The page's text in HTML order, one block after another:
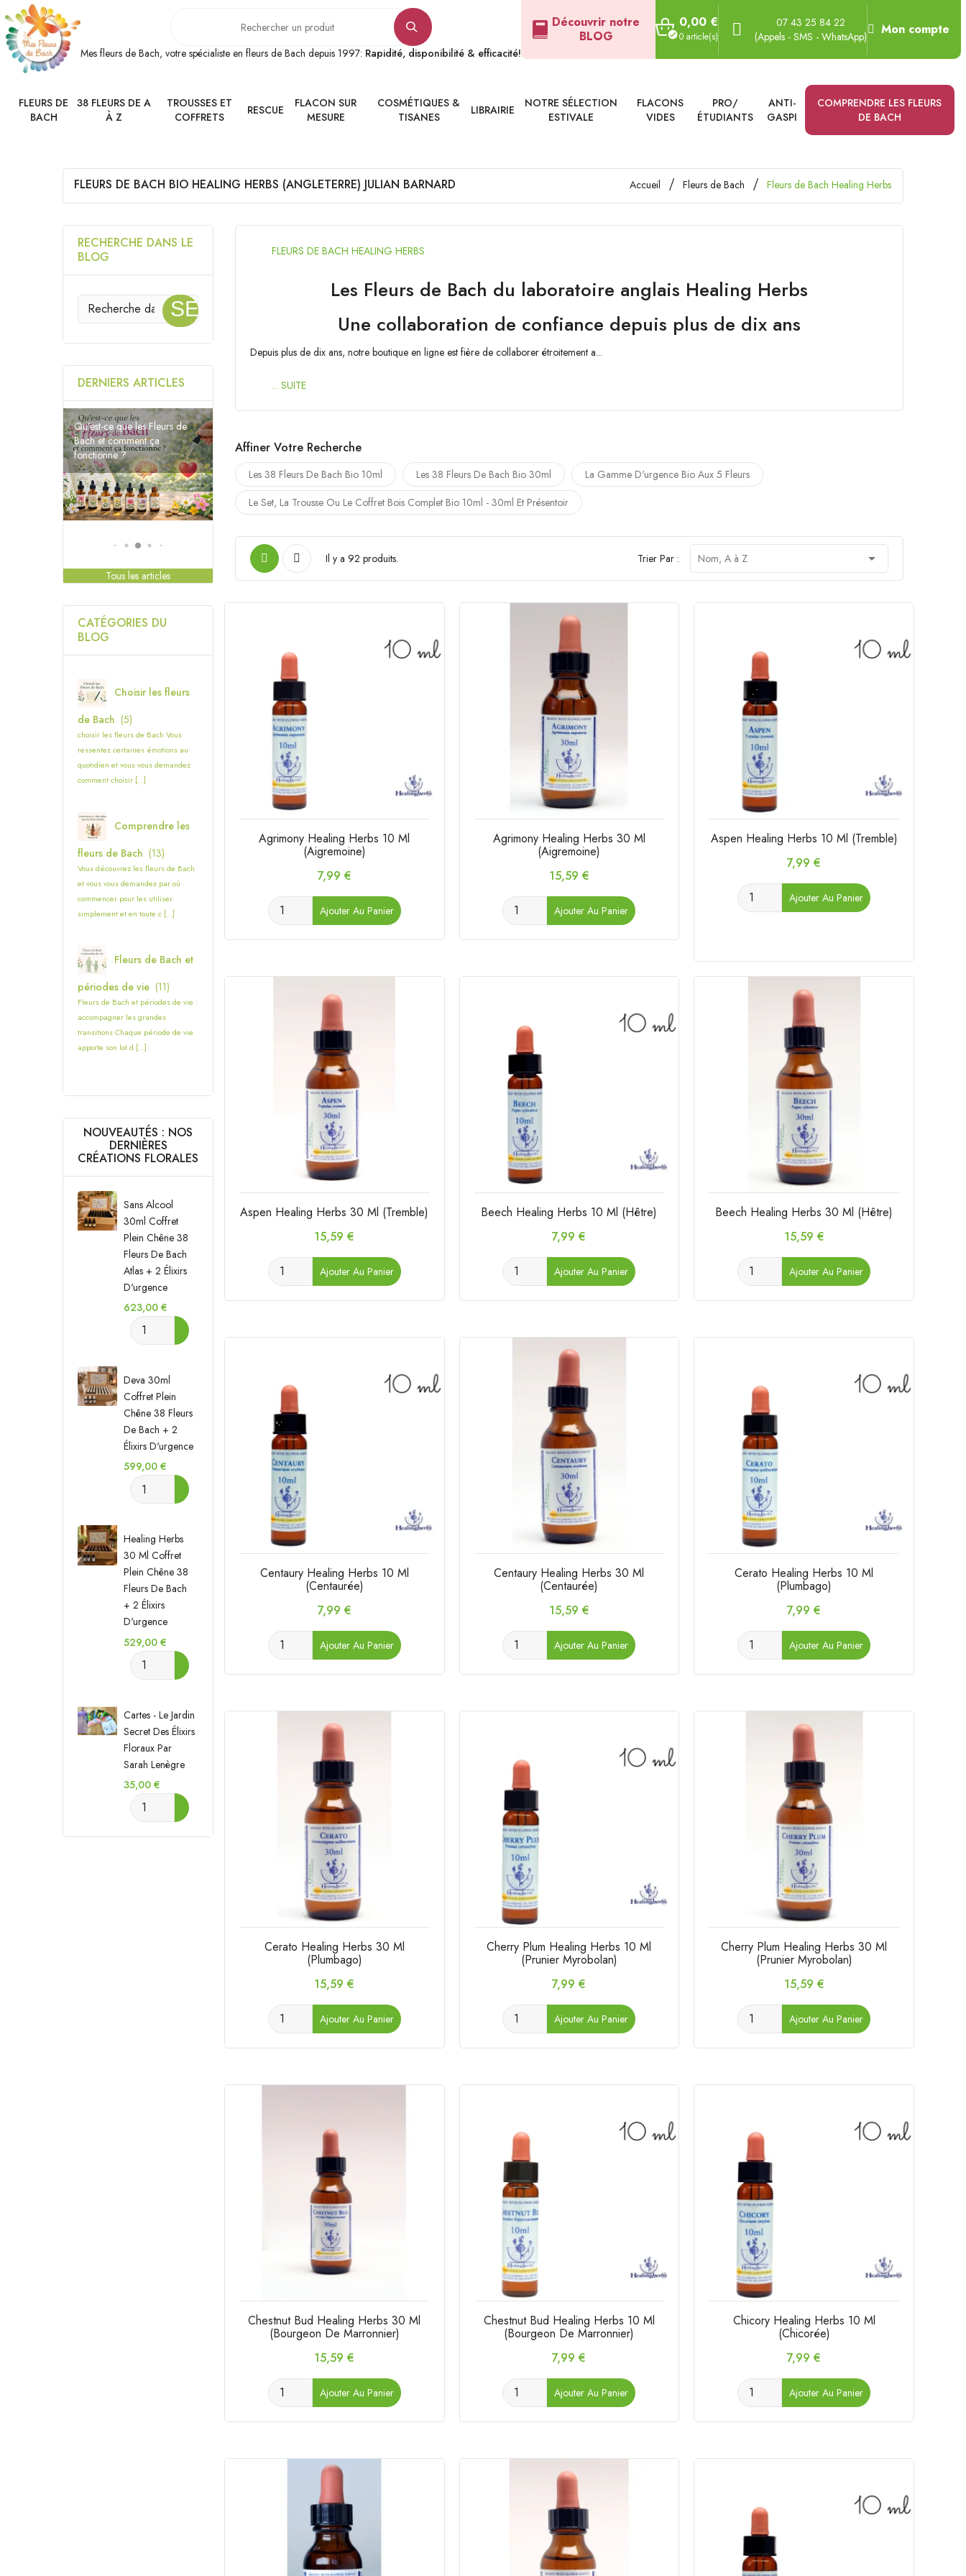
Mes fleurs de Bach, votre spécialiste en fleurs de Bach depuis 1997: Rapidité, disponibilité & efficacité!
Découvrir notre
BLOG
0,00 €
0 article(s)
07 43 25 84 22
(Appels - SMS - WhatsApp)
Mon compte
FLEURS DE
BACH
38 FLEURS DE A
À Z
TROUSSES ET
COFFRETS
RESCUE
FLACON SUR
MESURE
COSMÉTIQUES &
TISANES
LIBRAIRIE
NOTRE SÉLECTION
ESTIVALE
FLACONS
VIDES
PRO/
ÉTUDIANTS
ANTI-
GASPI
COMPRENDRE LES FLEURS
DE BACH
FLEURS DE BACH BIO HEALING HERBS (ANGLETERRE) JULIAN BARNARD Accueil Fleurs de Bach Fleurs de Bach Healing Herbs
RECHERCHE DANS LE
BLOG
DERNIERS ARTICLES
Les 38 Fleurs de Bach:
Descriptions
Qu’est-ce que les Fleurs de
Bach et comment ça
fonctionne ?
Comment choisir la bonne
Fleur de Bach selon son
émotion ?
Fleurs de Bach et
hypersensibilité
Tous les articles
CATÉGORIES DU
BLOG
Choisir les fleurs
de Bach (5)
choisir les fleurs de Bach Vous
ressentez certaines émotions au
quotidien et vous vous demandez
comment choisir [...]
Comprendre les
fleurs de Bach (13)
Vous découvrez les fleurs de Bach
et vous vous demandez par où
commencer pour les utiliser
simplement et en toute c [...]
Fleurs de Bach et
périodes de vie (11)
Fleurs de Bach et périodes de vie :
accompagner les grandes
transitions Chaque période de vie
apporte son lot d [...]
NOUVEAUTÉS : NOS
DERNIÈRES
CRÉATIONS FLORALES
Sans Alcool
30ml Coffret
Plein Chêne 38
Fleurs De Bach
Atlas + 2 Élixirs
D'urgence
Prix
623,00 €
Deva 30ml
Coffret Plein
Chêne 38 Fleurs
De Bach + 2
Élixirs D'urgence
Prix
599,00 €
Healing Herbs
30 Ml Coffret
Plein Chêne 38
Fleurs De Bach
+ 2 Élixirs
D'urgence
Prix
529,00 €
Cartes - Le Jardin
Secret Des Élixirs
Floraux Par
Sarah Lenègre
Prix
35,00 €
FLEURS DE BACH HEALING HERBS
Les Fleurs de Bach du laboratoire anglais Healing Herbs
Une collaboration de confiance depuis plus de dix ans
Depuis plus de dix ans, notre boutique en ligne est fière de collaborer étroitement a...
... SUITE
Affiner Votre Recherche
Les 38 Fleurs De Bach Bio 10ml Les 38 Fleurs De Bach Bio 30ml
La Gamme D'urgence Bio Aux 5 Fleurs
Le Set, La Trousse Ou Le Coffret Bois Complet Bio 10ml - 30ml Et Présentoir
Il y a 92 produits. Trier Par : Nom, A à Z 
Agrimony Healing Herbs 10 Ml
(Aigremoine)
Prix
7,99 €
Ajouter Au Panier
Agrimony Healing Herbs 30 Ml
(Aigremoine)
Prix
15,59 €
Ajouter Au Panier
Aspen Healing Herbs 10 Ml (Tremble)
Prix
7,99 €
Ajouter Au Panier
Aspen Healing Herbs 30 Ml (Tremble)
Prix
15,59 €
Ajouter Au Panier
Beech Healing Herbs 10 Ml (Hêtre)
Prix
7,99 €
Ajouter Au Panier
Beech Healing Herbs 30 Ml (Hêtre)
Prix
15,59 €
Ajouter Au Panier
Centaury Healing Herbs 10 Ml
(Centaurée)
Prix
7,99 €
Ajouter Au Panier
Centaury Healing Herbs 30 Ml
(Centaurée)
Prix
15,59 €
Ajouter Au Panier
Cerato Healing Herbs 10 Ml
(Plumbago)
Prix
7,99 €
Ajouter Au Panier
Cerato Healing Herbs 30 Ml
(Plumbago)
Prix
15,59 €
Ajouter Au Panier
Cherry Plum Healing Herbs 10 Ml
(Prunier Myrobolan)
Prix
7,99 €
Ajouter Au Panier
Cherry Plum Healing Herbs 30 Ml
(Prunier Myrobolan)
Prix
15,59 €
Ajouter Au Panier
Chestnut Bud Healing Herbs 30 Ml
(Bourgeon De Marronnier)
Prix
15,59 €
Ajouter Au Panier
Chestnut Bud Healing Herbs 10 Ml
(Bourgeon De Marronnier)
Prix
7,99 €
Ajouter Au Panier
Chicory Healing Herbs 10 Ml
(Chicorée)
Prix
7,99 €
Ajouter Au Panier